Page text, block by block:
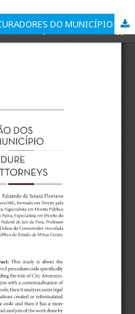
DO MUNICÍPIO